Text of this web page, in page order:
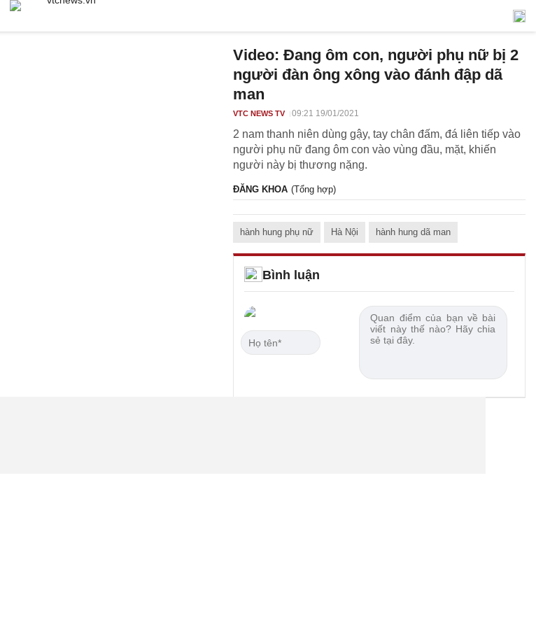
Video: Đang ôm con, người phụ nữ bị 2
người đàn ông xông vào đánh đập dã
man
VTC NEWS TV 09:21 19/01/2021
2 nam thanh niên dùng gậy, tay chân đấm, đá liên tiếp vào
người phụ nữ đang ôm con vào vùng đầu, mặt, khiến
người này bị thương nặng.
ĐĂNG KHOA (Tổng hợp)
hành hung phụ nữ Hà Nội hành hung dã man
Bình luận